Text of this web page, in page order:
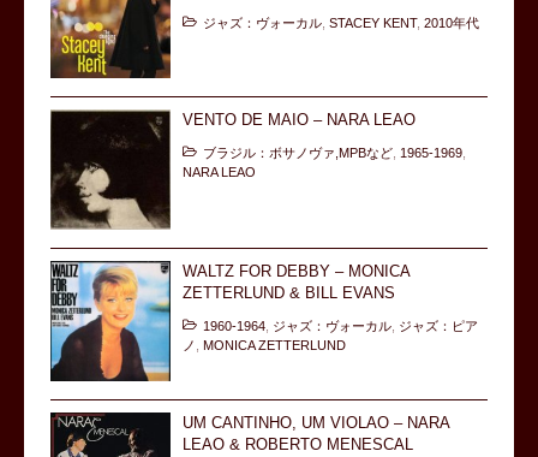
ジャズ：ヴォーカル ,STACEY KENT,2010年代
VENTO DE MAIO – NARA LEAO
ブラジル：ボサノヴァ,MPBなど 1965-1969
NARA LEAO
WALTZ FOR DEBBY – MONICA
ZETTERLUND & BILL EVANS
1960-1964 ジャズ：ヴォーカル ジャズ：ピア
ノ
MONICA ZETTERLUND
UM CANTINHO, UM VIOLAO – NARA
LEAO & ROBERTO MENESCAL